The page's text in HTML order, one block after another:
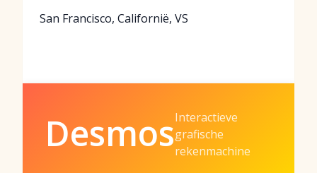
San Francisco, Californië, VS
DesmosInteractieve
grafische
rekenmachine